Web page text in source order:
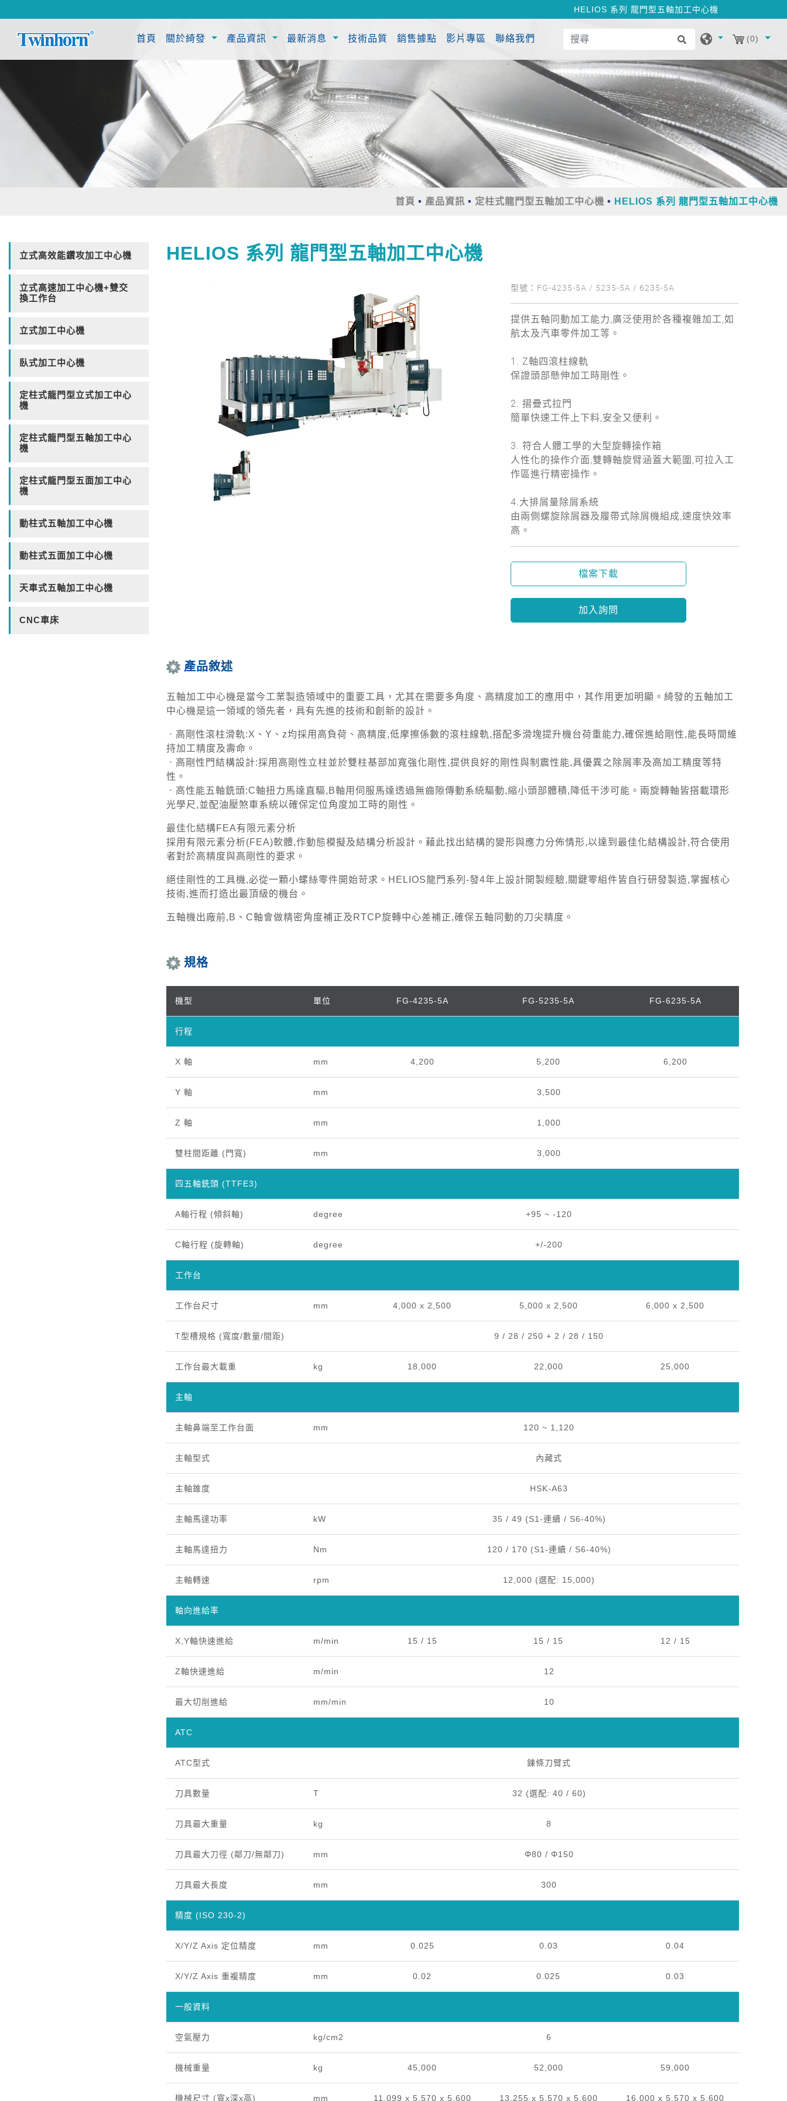
HELIOS 系列 龍門型五軸加工中心機
首頁 (current)
關於綺發 產品資訊 最新消息 技術品質 銷售據點 影片專區 聯絡我們 (0)
首頁 產品資訊 定柱式龍門型五軸加工中心機 HELIOS 系列 龍門型五軸加工中心機
立式高效能鑽攻加工中心機
立式高速加工中心機+雙交
換工作台
立式加工中心機
臥式加工中心機
定柱式龍門型立式加工中心
機
定柱式龍門型五軸加工中心
機
定柱式龍門型五面加工中心
機
動柱式五軸加工中心機
動柱式五面加工中心機
天車式五軸加工中心機
CNC車床
HELIOS 系列 龍門型五軸加工中心機
型號：FG-4235-5A / 5235-5A / 6235-5A
提供五軸同動加工能力,廣泛使用於各種複雜加工,如
航太及汽車零件加工等。
1. Z軸四滾柱線軌
保證頭部懸伸加工時剛性。
2. 摺疊式拉門
簡單快速工件上下料,安全又便利。
3. 符合人體工學的大型旋轉操作箱
人性化的操作介面,雙轉軸旋臂涵蓋大範圍,可拉入工
作區進行精密操作。
4.大排屑量除屑系統
由兩側螺旋除屑器及履帶式除屑機組成,速度快效率
高。
檔案下載
加入詢問
產品敘述
五軸加工中心機是當今工業製造領域中的重要工具，尤其在需要多角度、高精度加工的應用中，其作用更加明顯。綺發的五軸加工
中心機是這一領域的領先者，具有先進的技術和創新的設計。
ㆍ高剛性滾柱滑軌:X、Y、z均採用高負荷、高精度,低摩擦係數的滾柱線軌,搭配多滑塊提升機台荷重能力,確保進給剛性,能長時間維
持加工精度及壽命。
ㆍ高剛性門結構設計:採用高剛性立柱並於雙柱基部加寬強化剛性,提供良好的剛性與制震性能,具優異之除屑率及高加工精度等特
性。
ㆍ高性能五軸銑頭:C軸扭力馬達直驅,B軸用伺服馬達透過無齒隙傳動系統驅動,縮小頭部體積,降低干涉可能。兩旋轉軸皆搭載環形
光學尺,並配油壓煞車系統以確保定位角度加工時的剛性。
最佳化結構FEA有限元素分析
採用有限元素分析(FEA)軟體,作動態模擬及結構分析設計。藉此找出結構的變形與應力分佈情形,以達到最佳化結構設計,符合使用
者對於高精度與高剛性的要求。
絕佳剛性的工具機,必從一顆小螺絲零件開始苛求。HELIOS龍門系列-發4年上設計開製經驗,關鍵零組件皆自行研發製造,掌握核心
技術,進而打造出最頂級的機台。
五軸機出廠前,B、C軸會做精密角度補正及RTCP旋轉中心差補正,確保五軸同動的刀尖精度。
規格
機型 單位 FG-4235-5A FG-5235-5A FG-6235-5A
行程
X 軸 mm 4,200 5,200 6,200
Y 軸 mm 3,500
Z 軸 mm 1,000
雙柱間距離 (門寬) mm 3,000
四五軸銑頭 (TTFE3)
A軸行程 (傾斜軸) degree +95 ~ -120
C軸行程 (旋轉軸) degree +/-200
工作台
工作台尺寸 mm 4,000 x 2,500 5,000 x 2,500 6,000 x 2,500
T型槽規格 (寬度/數量/間距) 9 / 28 / 250 + 2 / 28 / 150
工作台最大載重 kg 18,000 22,000 25,000
主軸
主軸鼻端至工作台面 mm 120 ~ 1,120
主軸型式 內藏式
主軸錐度 HSK-A63
主軸馬達功率 kW 35 / 49 (S1-連續 / S6-40%)
主軸馬達扭力 Nm 120 / 170 (S1-連續 / S6-40%)
主軸轉速 rpm 12,000 (選配: 15,000)
軸向進給率
X,Y軸快速進給 m/min 15 / 15 15 / 15 12 / 15
Z軸快速進給 m/min 12
最大切削進給 mm/min 10
ATC
ATC型式 鍊條刀臂式
刀具數量 T 32 (選配: 40 / 60)
刀具最大重量 kg 8
刀具最大刀徑 (鄰刀/無鄰刀) mm Φ80 / Φ150
刀具最大長度 mm 300
精度 (ISO 230-2)
X/Y/Z Axis 定位精度 mm 0.025 0.03 0.04
X/Y/Z Axis 重複精度 mm 0.02 0.025 0.03
一般資料
空氣壓力 kg/cm2 6
機械重量 kg 45,000 52,000 59,000
機械尺寸 (寬x深x高) mm 11,099 x 5,570 x 5,600 13,255 x 5,570 x 5,600 16,000 x 5,570 x 5,600